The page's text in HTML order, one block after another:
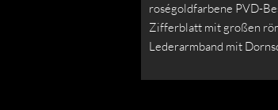
roségoldfarbene PVD-
Zifferblatt mit großen
Lederarmband mit